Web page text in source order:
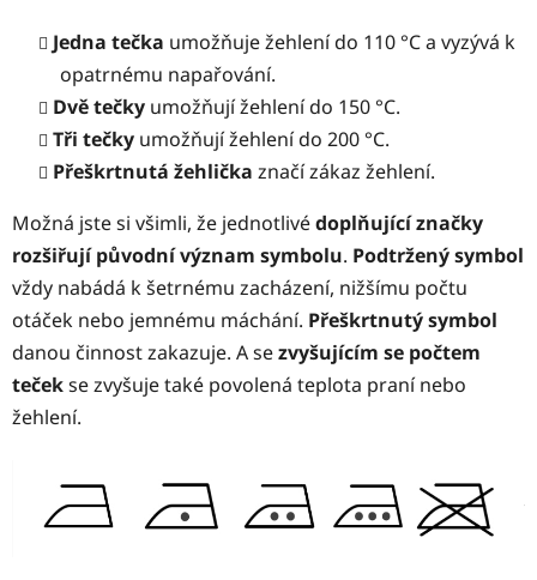
Jedna tečka umožňuje žehlení do 110 °C a vyzývá k
opatrnému napařování.
Dvě tečky umožňují žehlení do 150 °C.
Tři tečky umožňují žehlení do 200 °C.
Přeškrtnutá žehlička značí zákaz žehlení.
Možná jste si všimli, že jednotlivédoplňující značky
rozšiřují původní význam symbolu. Podtržený symbol
vždy nabádá k šetrnému zacházení, nižšímu počtu
otáček nebo jemnému máchání. Přeškrtnutý symbol
danou činnost zakazuje. A sezvyšujícím se počtem
tečekse zvyšuje také povolená teplota praní nebo
žehlení.